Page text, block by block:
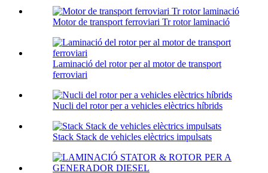
Motor de transport ferroviari Tr rotor laminació
Laminació del rotor per al motor de transport
ferroviari
Nucli del rotor per a vehicles elèctrics híbrids
Stack Stack de vehicles elèctrics impulsats